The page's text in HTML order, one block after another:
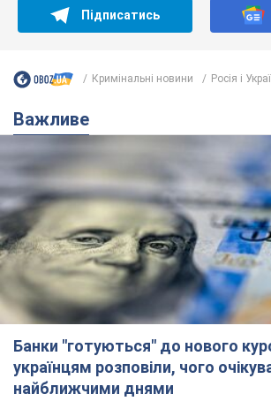
Підписатись
Кримінальні новини Росія і
Важливе
Банки "готуються" до нового
українцям розповіли, чого
найближчими днями